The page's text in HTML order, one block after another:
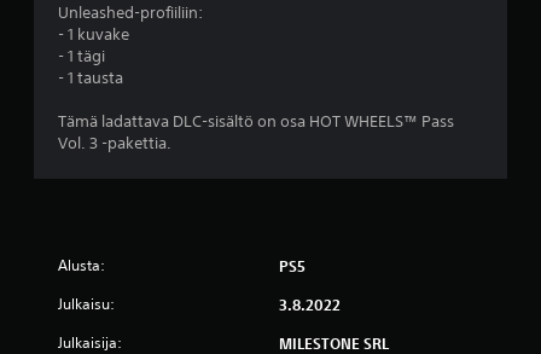
s
Unleashed-profiiliin:
- 1 kuvake
- 1 tägi
- 1 tausta
Tämä ladattava DLC-sisältö on osa HOT WHEELS™ Pass
Vol. 3 -pakettia.
Alusta: PS5
Julkaisu: 3.8.2022
Julkaisija: MILESTONE SRL